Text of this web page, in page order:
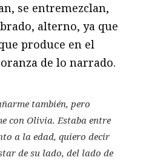
se entremezclan,
alterno, ya que
produce en el
de lo narrado.
también, pero
con Olivia. Estaba entre
a la edad, quiero decir
de su lado, del lado de